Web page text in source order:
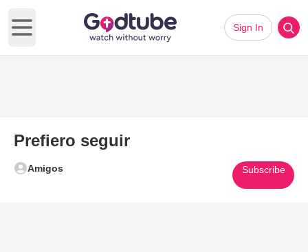
Open main menu
Sign In
Prefiero seguir
Amigos Subscribe